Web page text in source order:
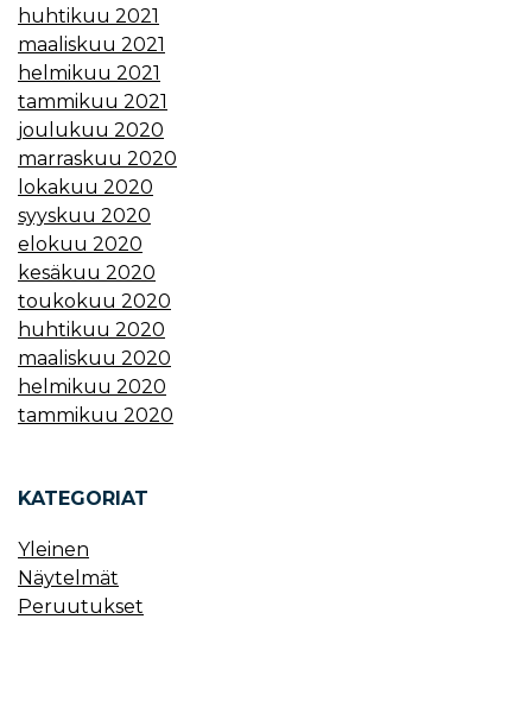
huhtikuu 2021
maaliskuu 2021
helmikuu 2021
tammikuu 2021
joulukuu 2020
marraskuu 2020
lokakuu 2020
syyskuu 2020
elokuu 2020
kesäkuu 2020
toukokuu 2020
huhtikuu 2020
maaliskuu 2020
helmikuu 2020
tammikuu 2020
KATEGORIAT
Yleinen
Näytelmät
Peruutukset